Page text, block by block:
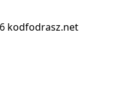
kodfodrasz.net